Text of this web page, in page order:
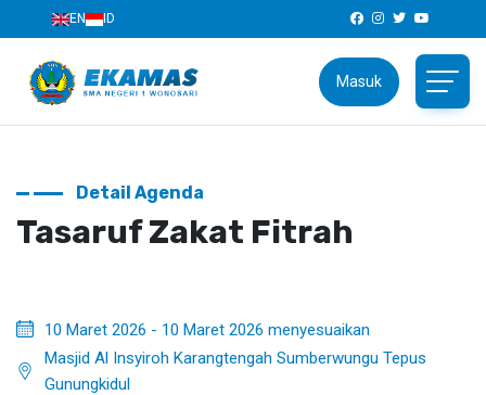
EN ID
Masuk
Detail Agenda
Tasaruf Zakat Fitrah
10 Maret 2026 - 10 Maret 2026 menyesuaikan
Masjid Al Insyiroh Karangtengah Sumberwungu Tepus
Gunungkidul